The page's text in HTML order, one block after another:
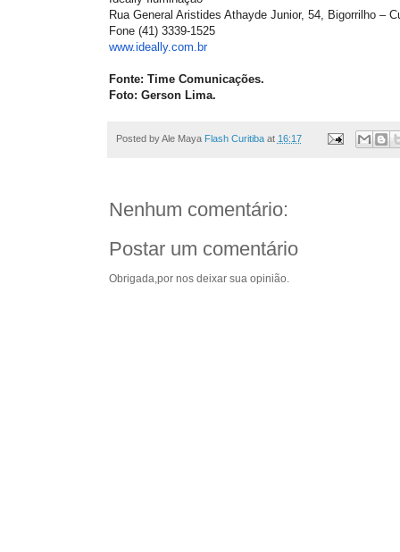
Rua General Aristides Athayde Junior, 54, Bigorrilho –
Fone (41) 3339-1525
www.ideally.com.br
Fonte: Time Comunicações.
Foto: Gerson Lima.
Posted by Ale Maya Flash Curitiba at 16:17
Nenhum comentário:
Postar um comentário
Obrigada,por nos deixar sua opinião.